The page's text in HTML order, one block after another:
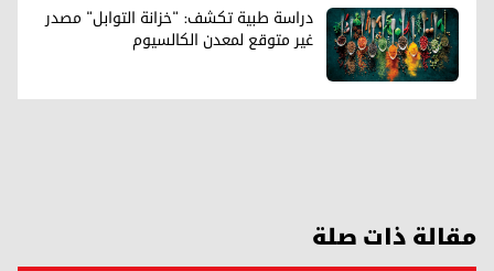
دراسة طبية تكشف: "خزانة التوابل" مصدر
غير متوقع لمعدن الكالسيوم
مقالة ذات صلة